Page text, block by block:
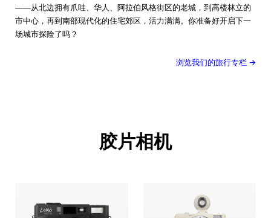
——从北边拥有爪哇、华人、阿拉伯风格街区的老城，到高楼林立的
市中心，再到南部现代化的住宅郊区，活力满满。你准备好开启下一
场城市探险了吗？
浏览我们的旅行专栏 →
胶片相机